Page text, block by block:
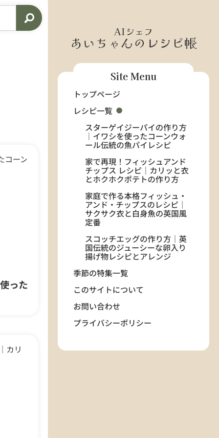
った
AIシェフ
あいちゃんのレシピ帳
Site Menu
トップページ
レシピ一覧
スターゲイジーパイの作り方
｜イワシを使ったコーンウォ
ール伝統の魚パイレシピ
家で再現！フィッシュアンド
チップス レシピ｜カリッと衣
とホクホクポテトの作り方
家庭で作る本格フィッシュ・
アンド・チップスのレシピ｜
サクサク衣と白身魚の英国風
定番
スコッチエッグの作り方｜英
国伝統のジューシーな卵入り
揚げ物レシピとアレンジ
季節の特集一覧
このサイトについて
お問い合わせ
プライバシーポリシー